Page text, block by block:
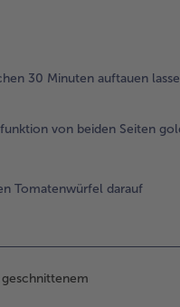
30 Minuten auftauen
von beiden Seiten
Tomatenwürfel darauf